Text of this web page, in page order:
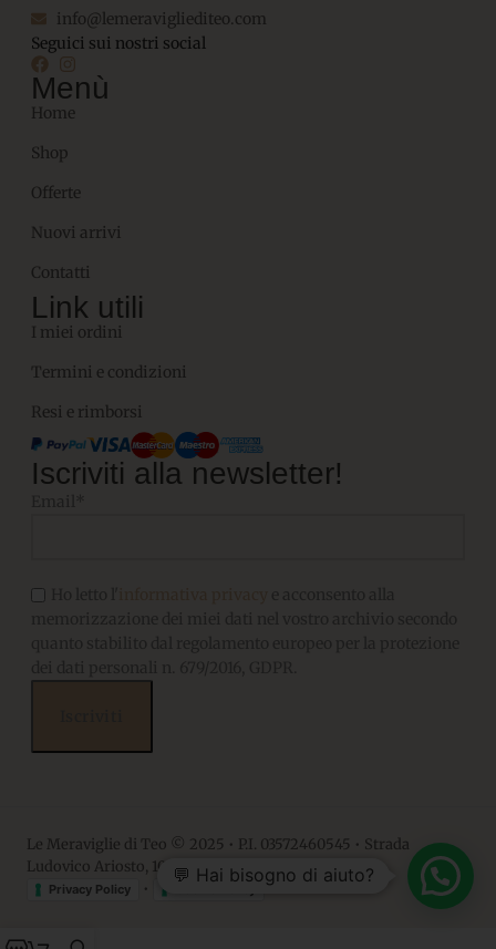
info@lemeravigliediteo.com
Seguici sui nostri social
Menù
Home
Shop
Offerte
Nuovi arrivi
Contatti
Link utili
I miei ordini
Termini e condizioni
Resi e rimborsi
Iscriviti alla newsletter!
Le Meraviglie di Teo © 2025 • P.I. 03572460545 • Strada
Ludovico Ariosto, 10 • 06063, Magione PG
Privacy Policy •
💬 Hai bisogno di aiuto?